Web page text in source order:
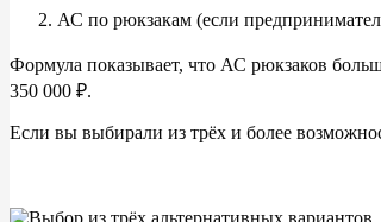
АС по рюкзакам (если
Формула показывает, что АС рюкзаков
350 000 ₽.
Если вы выбирали из трёх и более